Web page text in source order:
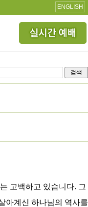
ENGLISH
검색
고백하고 있습니다. 그
아계신 하나님의 역사를